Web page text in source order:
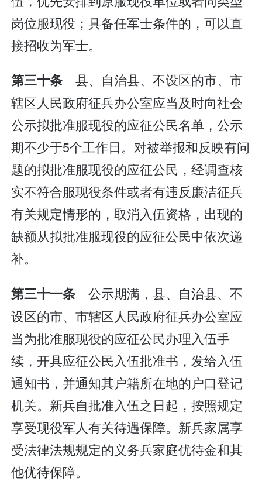
岗位服现役；具备任军士条件的，可以直
接招收为军士。
第三十条 县、自治县、不设区的市、市
辖区人民政府征兵办公室应当及时向社会
公示拟批准服现役的应征公民名单，公示
期不少于5个工作日。对被举报和反映有问
题的拟批准服现役的应征公民，经调查核
实不符合服现役条件或者有违反廉洁征兵
有关规定情形的，取消入伍资格，出现的
缺额从拟批准服现役的应征公民中依次递
补。
第三十一条 公示期满，县、自治县、不
设区的市、市辖区人民政府征兵办公室应
当为批准服现役的应征公民办理入伍手
续，开具应征公民入伍批准书，发给入伍
通知书，并通知其户籍所在地的户口登记
机关。新兵自批准入伍之日起，按照规定
享受现役军人有关待遇保障。新兵家属享
受法律法规规定的义务兵家庭优待金和其
他优待保障。